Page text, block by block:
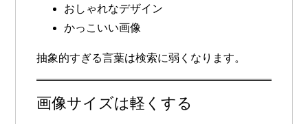
おしゃれなデザイン
かっこいい画像
抽象的すぎる言葉は検索に弱くなります。
画像サイズは軽くする